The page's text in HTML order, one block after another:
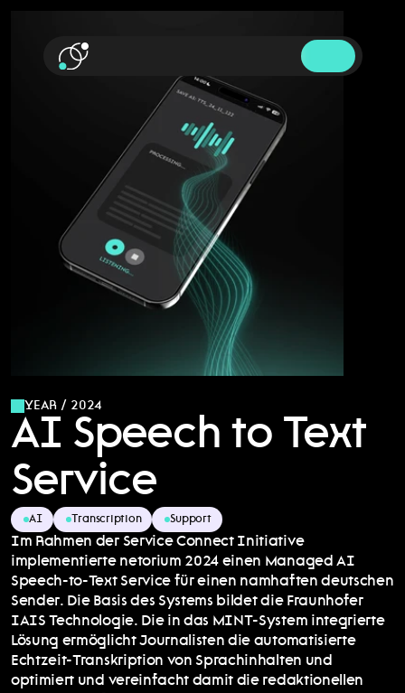
YEAR / 2024
AI Speech to Text
Service
AI Transcription Support
Im Rahmen der Service Connect Initiative
implementierte netorium 2024 einen Managed AI
Speech-to-Text Service für einen namhaften deutschen
Sender. Die Basis des Systems bildet die Fraunhofer
IAIS Technologie. Die in das MINT-System integrierte
Lösung ermöglicht Journalisten die automatisierte
Echtzeit-Transkription von Sprachinhalten und
optimiert und vereinfacht damit die redaktionellen